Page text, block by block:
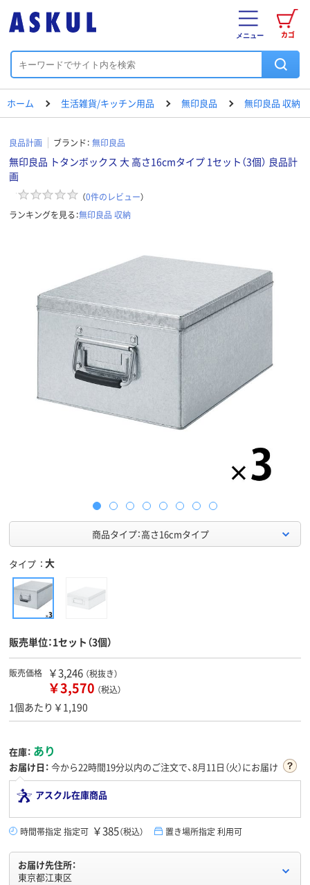
カゴ
メニュー
ホーム 生活雑貨/キッチン用品 無印良品 無印良品 収納
良品計画 ブランド： 無印良品
無印良品 トタンボックス 大 高さ16cmタイプ 1セット（3個） 良品計
画
（0件のレビュー）
ランキングを見る：無印良品 収納
商品タイプ：高さ16cmタイプ
タイプ 大
販売単位：1セット（3個）
販売価格 ￥3,246 （税抜き）
￥3,570 （税込）
1個あたり￥1,190
在庫： あり
お届け日： 今から22時間19分以内のご注文で、8月11日（火）にお届け
アスクル在庫商品
時間帯指定 指定可 ￥385（税込） 置き場所指定 利用可
お届け先住所：
東京都江東区